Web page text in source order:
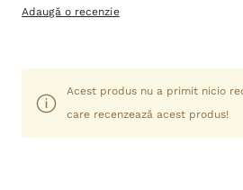
Adaugă o recenzie
Acest produs nu a primit nicio
care recenzează acest produs!